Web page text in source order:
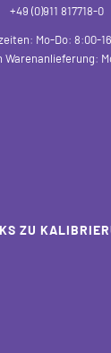
+49 (0)911 817718-0
Mo-Do: 8:00-
Warenanlieferung:
ZU